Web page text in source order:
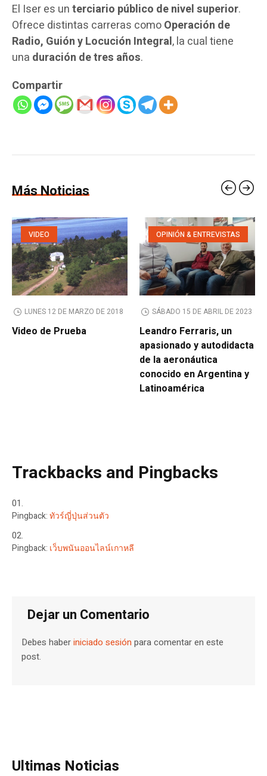
El Iser es unterciario público de nivel superior.
Ofrece distintas carreras comoOperación de
Radio, Guión y Locución Integral, la cual tiene
una duración de tres años.
Compartir
Más Noticias
VIDEO
LUNES 12 DE MARZO DE 2018
Video de Prueba
OPINIÓN & ENTREVISTAS
SÁBADO 15 DE ABRIL DE 2023
Leandro Ferraris, un
apasionado y autodidacta
de la aeronáutica
conocido en Argentina y
Latinoamérica
Trackbacks and Pingbacks
Pingback:ทัวร์ญี่ปุ่นส่วนตัว
Pingback: เว็บพนันออนไลน์เกาหลี
Dejar un Comentario
Debes haberiniciado sesión para comentar en este
post.
Ultimas Noticias